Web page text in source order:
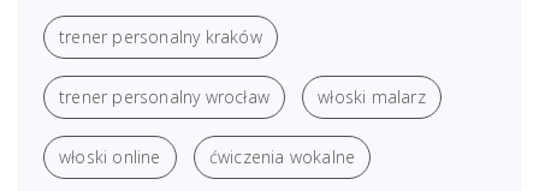
trener personalny kraków
trener personalny wrocław włoski malarz
włoski online ćwiczenia wokalne